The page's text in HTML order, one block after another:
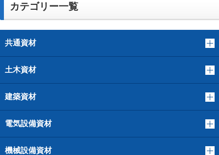
カテゴリー一覧
共通資材
土木資材
建築資材
電気設備資材
機械設備資材